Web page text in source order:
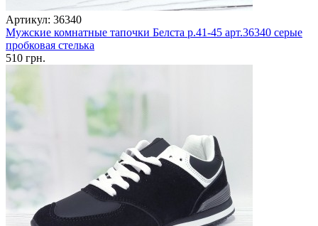
Артикул: 36340
Мужские комнатные тапочки Белста р.41-45 арт.36340 серые
пробковая стелька
510 грн.